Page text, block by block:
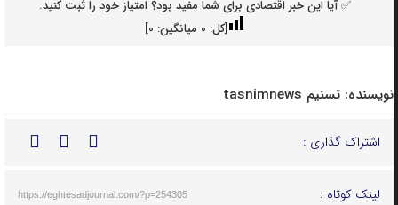
✅ آیا این خبر اقتصادی برای شما مفید بود؟ امتیاز خود را ثبت کنید.
[کل: 0میانگین: 0
]
نویسنده: تسنیم tasnimnews
اشتراک گذاری :
لینک کوتاه : https://eghtesadjournal.com/?p=254305